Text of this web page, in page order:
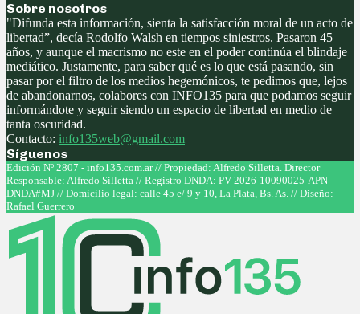
Sobre nosotros
"Difunda esta información, sienta la satisfacción moral de un acto de
libertad”, decía Rodolfo Walsh en tiempos siniestros. Pasaron 45
años, y aunque el macrismo no este en el poder continúa el blindaje
mediático. Justamente, para saber qué es lo que está pasando, sin
pasar por el filtro de los medios hegemónicos, te pedimos que, lejos
de abandonarnos, colabores con INFO135 para que podamos seguir
informándote y seguir siendo un espacio de libertad en medio de
tanta oscuridad.
Contacto: info135web@gmail.com
Síguenos
Facebook
Twitter
Instagram
Youtube
Edición Nº 2807 - info135.com.ar // Propiedad: Alfredo Silletta. Director
Responsable: Alfredo Silletta // Registro DNDA: PV-2026-10090025-APN-
DNDA#MJ // Domicilio legal: calle 45 e/ 9 y 10, La Plata, Bs. As. // Diseño:
Rafael Guerrero